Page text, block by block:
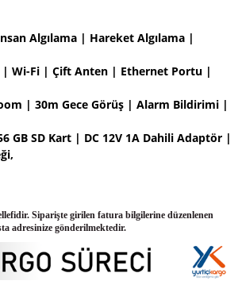
Algılama | Hareket Algılama |
| Wi-Fi | Çift Anten | Ethernet Portu |
| 30m Gece Görüş | Alarm Bildirimi |
GB SD Kart | DC 12V 1A Dahili Adaptör |
Siparişte girilen fatura bilgilerine düzenlenen
adresinize gönderilmektedir.